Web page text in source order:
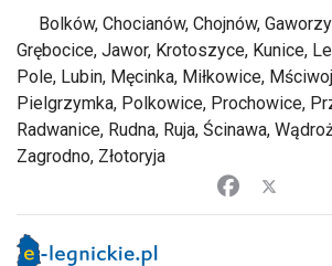
Bolków, Chocianów, Chojnów,
Grębocice, Jawor, Krotoszyce, Kunice,
Pole, Lubin, Męcinka, Miłkowice,
Pielgrzymka, Polkowice, Prochowice,
Radwanice, Rudna, Ruja, Ścinawa,
Zagrodno, Złotoryja